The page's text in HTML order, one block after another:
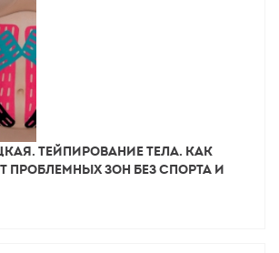
Тейпирование тела. Как
проблемных зон без спорта и